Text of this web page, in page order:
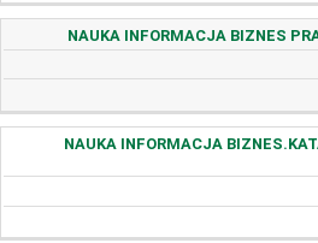
NAUKA INFORMACJA BIZNES
NAUKA INFORMACJA